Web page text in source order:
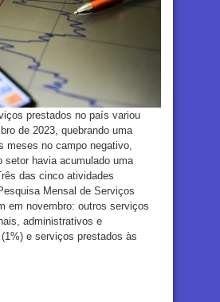
prestados no país variou
de 2023, quebrando uma
meses no campo negativo,
setor havia acumulado uma
das cinco atividades
Mensal de Serviços
em novembro: outros serviços
administrativos e
e serviços prestados às